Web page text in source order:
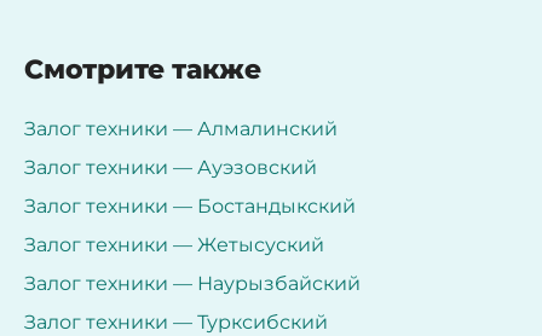
Смотрите также
Залог техники — Алмалинский
Залог техники — Ауэзовский
Залог техники — Бостандыкский
Залог техники — Жетысуский
Залог техники — Наурызбайский
Залог техники — Турксибский